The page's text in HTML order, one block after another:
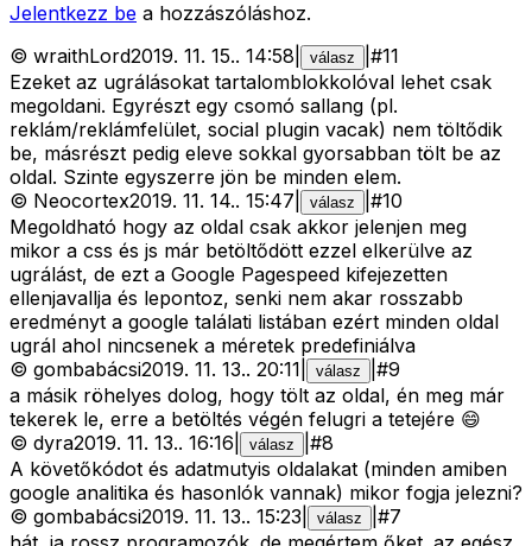
Jelentkezz be a hozzászóláshoz.
© wraithLord2019. 11. 15.. 14:58 válasz #11
Ezeket az ugrálásokat tartalomblokkolóval lehet csak
megoldani. Egyrészt egy csomó sallang (pl.
reklám/reklámfelület, social plugin vacak) nem töltődik
be, másrészt pedig eleve sokkal gyorsabban tölt be az
oldal. Szinte egyszerre jön be minden elem.
© Neocortex2019. 11. 14.. 15:47 válasz #10
Megoldható hogy az oldal csak akkor jelenjen meg
mikor a css és js már betöltődött ezzel elkerülve az
ugrálást, de ezt a Google Pagespeed kifejezetten
ellenjavallja és lepontoz, senki nem akar rosszabb
eredményt a google találati listában ezért minden oldal
ugrál ahol nincsenek a méretek predefiniálva
© gombabácsi2019. 11. 13.. 20:11 válasz #9
a másik röhelyes dolog, hogy tölt az oldal, én meg már
tekerek le, erre a betöltés végén felugri a tetejére 😄
© dyra2019. 11. 13.. 16:16 válasz #8
A követőkódot és adatmutyis oldalakat (minden amiben
google analitika és hasonlók vannak) mikor fogja jelezni?
© gombabácsi2019. 11. 13.. 15:23 válasz #7